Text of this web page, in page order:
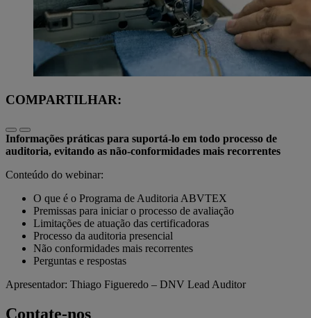
COMPARTILHAR:
Informações práticas para suportá-lo em todo processo de
auditoria, evitando as não-conformidades mais recorrentes
Conteúdo do webinar:
O que é o Programa de Auditoria ABVTEX
Premissas para iniciar o processo de avaliação
Limitações de atuação das certificadoras
Processo da auditoria presencial
Não conformidades mais recorrentes
Perguntas e respostas
Apresentador: Thiago Figueredo – DNV Lead Auditor
Contate-nos